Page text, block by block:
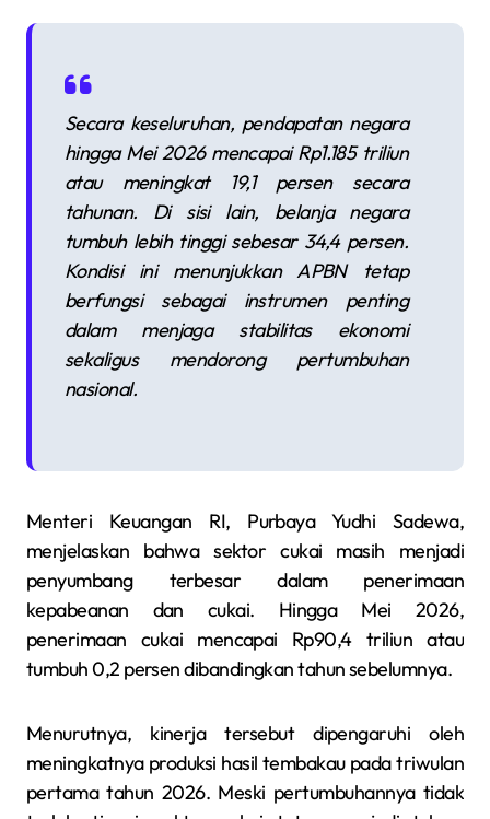
Secara keseluruhan, pendapatan negara
hingga Mei 2026 mencapai Rp1.185 triliun
atau meningkat 19,1 persen secara
tahunan. Di sisi lain, belanja negara
tumbuh lebih tinggi sebesar 34,4 persen.
Kondisi ini menunjukkan APBN tetap
berfungsi sebagai instrumen penting
dalam menjaga stabilitas ekonomi
sekaligus mendorong pertumbuhan
nasional.
Menteri Keuangan RI, Purbaya Yudhi Sadewa,
menjelaskan bahwa sektor cukai masih menjadi
penyumbang terbesar dalam penerimaan
kepabeanan dan cukai. Hingga Mei 2026,
penerimaan cukai mencapai Rp90,4 triliun atau
tumbuh 0,2 persen dibandingkan tahun sebelumnya.
Menurutnya, kinerja tersebut dipengaruhi oleh
meningkatnya produksi hasil tembakau pada triwulan
pertama tahun 2026. Meski pertumbuhannya tidak